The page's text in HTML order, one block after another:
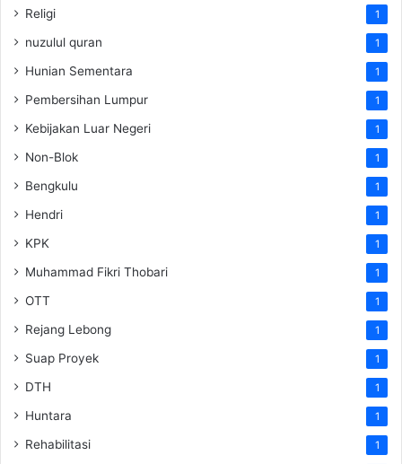
Religi 1
nuzulul quran 1
Hunian Sementara 1
Pembersihan Lumpur 1
Kebijakan Luar Negeri 1
Non-Blok 1
Bengkulu 1
Hendri 1
KPK 1
Muhammad Fikri Thobari 1
OTT 1
Rejang Lebong 1
Suap Proyek 1
DTH 1
Huntara 1
Rehabilitasi 1